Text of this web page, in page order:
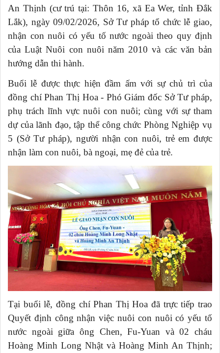
An Thịnh (cư trú tại: Thôn 16, xã Ea Wer, tỉnh Đắk
Lắk), ngày 09/02/2026, Sở Tư pháp tổ chức lễ giao,
nhận con nuôi có yếu tố nước ngoài theo quy định
của Luật Nuôi con nuôi năm 2010 và các văn bản
hướng dẫn thi hành.
Buổi lễ được thực hiện đầm ấm với sự chủ trì của
đồng chí Phan Thị Hoa - Phó Giám đốc Sở Tư pháp,
phụ trách lĩnh vực nuôi con nuôi; cùng với sự tham
dự của lãnh đạo, tập thể công chức Phòng Nghiệp vụ
5 (Sở Tư pháp), người nhận con nuôi, trẻ em được
nhận làm con nuôi, bà ngoại, mẹ đẻ của trẻ.
Tại buổi lễ, đồng chí Phan Thị Hoa đã trực tiếp trao
Quyết định công nhận việc nuôi con nuôi có yếu tố
nước ngoài giữa ông Chen, Fu-Yuan và 02 cháu
Hoàng Minh Long Nhật và Hoàng Minh An Thịnh;